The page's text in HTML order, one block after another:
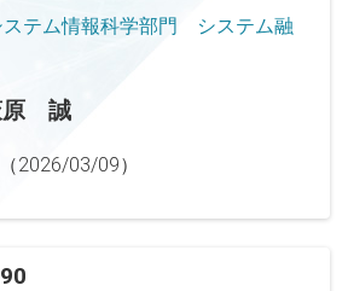
ステム情報科学部門 システム融
原 誠
（2026/03/09）